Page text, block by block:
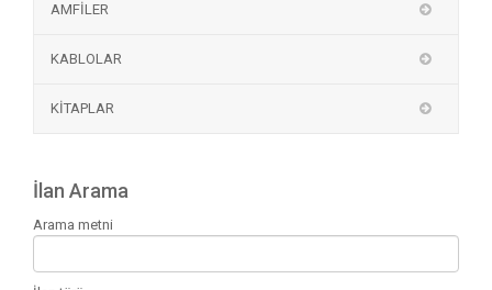
AMFİLER
KABLOLAR
KİTAPLAR
İlan Arama
Arama metni